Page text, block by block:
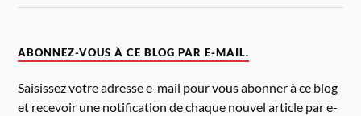
ABONNEZ-VOUS À CE BLOG PAR E-MAIL.
Saisissez votre adresse e-mail pour vous abonner à ce blog
et recevoir une notification de chaque nouvel article par e-